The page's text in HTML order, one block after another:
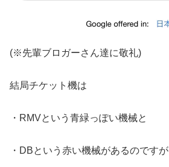
(※先輩ブロガーさん達に敬礼)
結局チケット機は
・RMVという青緑っぽい機械と
・DBという赤い機械があるのですが